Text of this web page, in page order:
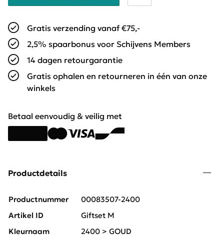
Gratis verzending vanaf €75,-
2,5% spaarbonus voor Schijvens Members
14 dagen retourgarantie
Gratis ophalen en retourneren in één van onze
winkels
Betaal eenvoudig & veilig met
Productdetails
Productnummer
00083507-2400
Artikel ID
Giftset M
Kleurnaam
2400 > GOUD